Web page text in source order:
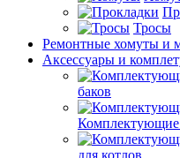
Тросы
Ремонтные хомуты и
Аксессуары и
баков
Комплектующие
для котлов